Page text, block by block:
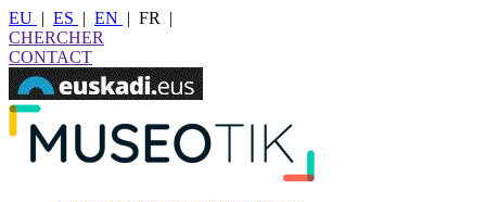
EU | ES | EN | FR
|
CHERCHER
CONTACT